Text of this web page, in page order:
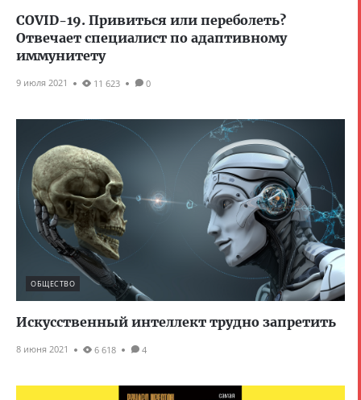
COVID-19. Привиться или переболеть?
Отвечает специалист по адаптивному
иммунитету
9 июля 2021 11 623 0
ОБЩЕСТВО
Искусственный интеллект трудно запретить
8 июня 2021 6 618 4